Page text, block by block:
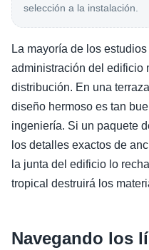
selección a la instalación.
La mayoría de los
administración del edificio
distribución. En una
diseño hermoso es tan
ingeniería. Si un paquete
los detalles exactos de
la junta del edificio lo
tropical destruirá los
Navegando los